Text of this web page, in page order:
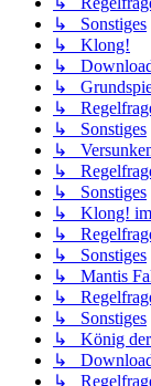
↳ Sonstiges
↳ Klong!
↳
↳
↳
↳ Sonstiges
↳
↳
↳ Sonstiges
↳ Klong!
↳
↳ Sonstiges
↳ Mantis
↳
↳ Sonstiges
↳ König der
↳
↳